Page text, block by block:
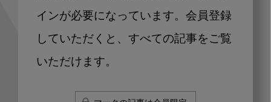
インが必要になっています。会員登録
していただくと、すべての記事をご覧
いただけます。